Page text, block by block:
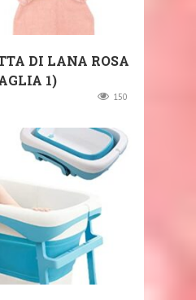
DI LANA ROSA
1)
150